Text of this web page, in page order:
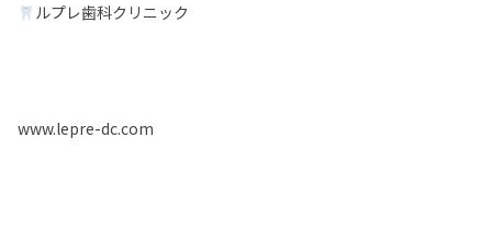
ルプレ歯科クリニック
www.lepre-dc.com